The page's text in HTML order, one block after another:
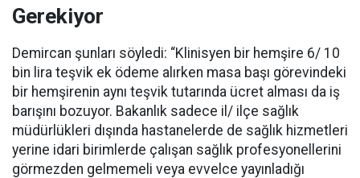
Gerekiyor
Demircan şunları söyledi: “Klinisyen bir hemşire 6/ 10
bin lira teşvik ek ödeme alırken masa başı görevindeki
bir hemşirenin aynı teşvik tutarında ücret alması da iş
barışını bozuyor. Bakanlık sadece il/ ilçe sağlık
müdürlükleri dışında hastanelerde de sağlık hizmetleri
yerine idari birimlerde çalışan sağlık profesyonellerini
görmezden gelmemeli veya evvelce yayınladığı